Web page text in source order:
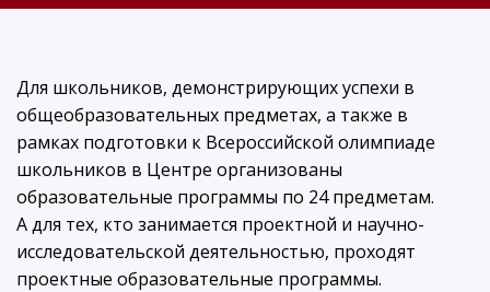
Для школьников, демонстрирующих успехи в
общеобразовательных предметах, а также в
рамках подготовки к Всероссийской олимпиаде
школьников в Центре организованы
образовательные программы по 24 предметам.
А для тех, кто занимается проектной и научно-
исследовательской деятельностью, проходят
проектные образовательные программы.